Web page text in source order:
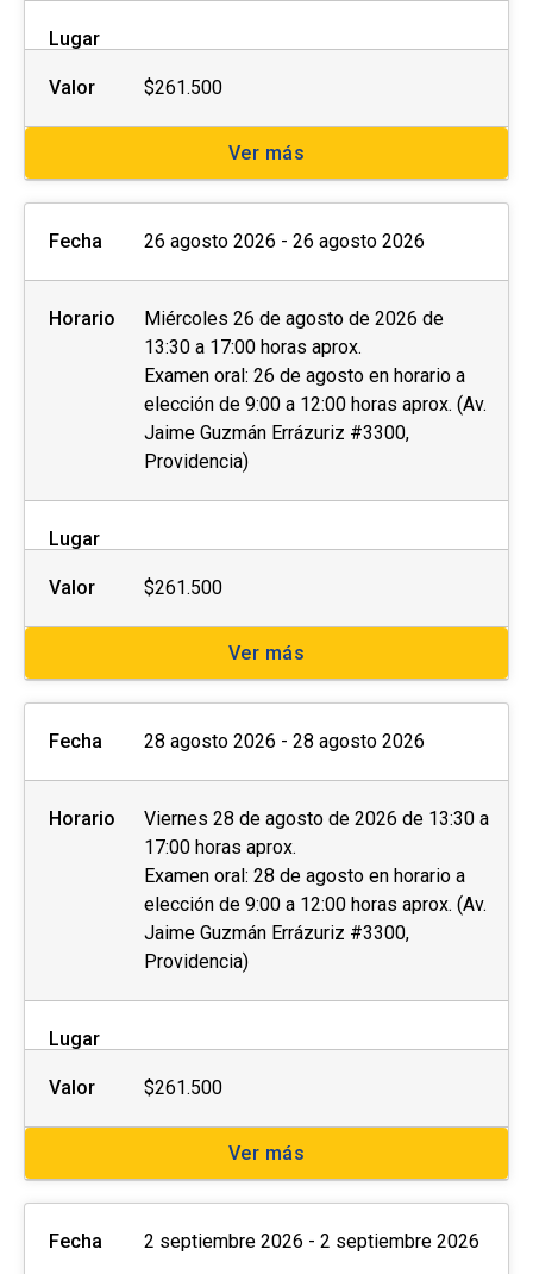
Lugar
Valor $261.500
Ver más
Fecha 26 agosto 2026 - 26 agosto 2026
Horario
Miércoles 26 de agosto de 2026 de
13:30 a 17:00 horas aprox.
Examen oral: 26 de agosto en horario a
elección de 9:00 a 12:00 horas aprox. (Av.
Jaime Guzmán Errázuriz #3300,
Providencia)
Lugar
Valor $261.500
Ver más
Fecha 28 agosto 2026 - 28 agosto 2026
Horario
Viernes 28 de agosto de 2026 de 13:30 a
17:00 horas aprox.
Examen oral: 28 de agosto en horario a
elección de 9:00 a 12:00 horas aprox. (Av.
Jaime Guzmán Errázuriz #3300,
Providencia)
Lugar
Valor $261.500
Ver más
Fecha 2 septiembre 2026 - 2 septiembre 2026